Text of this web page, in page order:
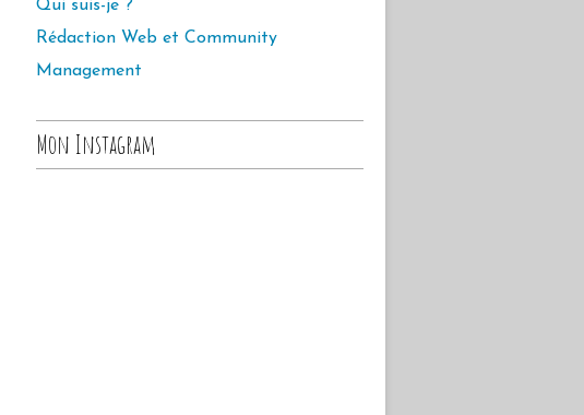
Qui suis-je ?
Rédaction Web et Community
Management
Mon Instagram